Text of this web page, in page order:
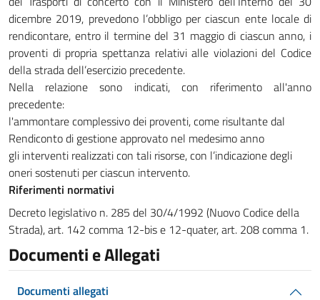
dicembre 2019, prevedono l’obbligo per ciascun ente locale di
rendicontare, entro il termine del 31 maggio di ciascun anno, i
proventi di propria spettanza relativi alle violazioni del Codice
della strada dell’esercizio precedente.
Nella relazione sono indicati, con riferimento all'anno
precedente:
l'ammontare complessivo dei proventi, come risultante dal
Rendiconto di gestione approvato nel medesimo anno
gli interventi realizzati con tali risorse, con l’indicazione degli
oneri sostenuti per ciascun intervento.
Riferimenti normativi
Decreto legislativo n. 285 del 30/4/1992 (Nuovo Codice della
Strada), art. 142 comma 12-bis e 12-quater, art. 208 comma 1.
Documenti e Allegati
Documenti allegati